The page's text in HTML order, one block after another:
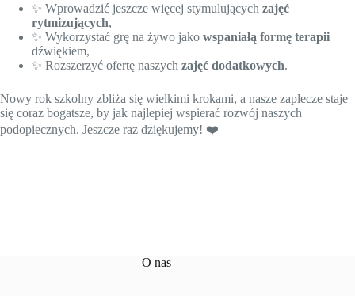
✨ Wprowadzić jeszcze więcej stymulujących zajęć
rytmizujących,
✨ Wykorzystać grę na żywo jako wspaniałą formę terapii
dźwiękiem,
✨ Rozszerzyć ofertę naszych zajęć dodatkowych.
Nowy rok szkolny zbliża się wielkimi krokami, a nasze zaplecze staje
się coraz bogatsze, by jak najlepiej wspierać rozwój naszych
podopiecznych. Jeszcze raz dziękujemy! ❤️
O nas